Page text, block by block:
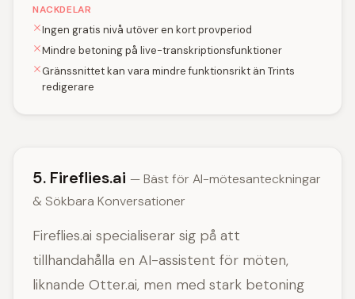
NACKDELAR
Ingen gratis nivå utöver en kort provperiod
Mindre betoning på live-transkriptionsfunktioner
Gränssnittet kan vara mindre funktionsrikt än Trints
redigerare
5. Fireflies.ai — Bäst för AI-mötesanteckningar
& Sökbara Konversationer
Fireflies.ai specialiserar sig på att
tillhandahålla en AI-assistent för möten,
liknande Otter.ai, men med stark betoning